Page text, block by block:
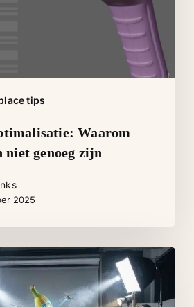
tips
Waarom
niet genoeg zijn
2025